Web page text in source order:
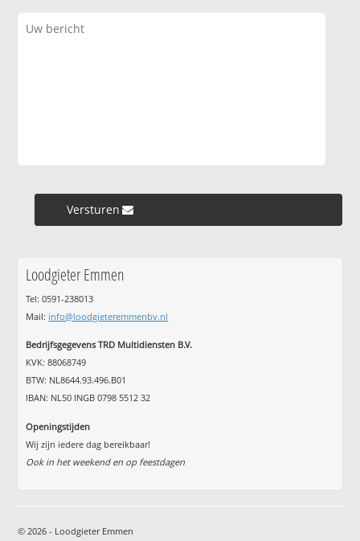
Versturen »
Loodgieter Emmen
Tel: 0591-238013
Mail: info@loodgieteremmenbv.nl
Bedrijfsgegevens TRD Multidiensten B.V.
KVK: 88068749
BTW: NL8644.93.496.B01
IBAN: NL50 INGB 0798 5512 32
Openingstijden
Wij zijn iedere dag bereikbaar!
Ook in het weekend en op feestdagen
© 2026 - Loodgieter Emmen